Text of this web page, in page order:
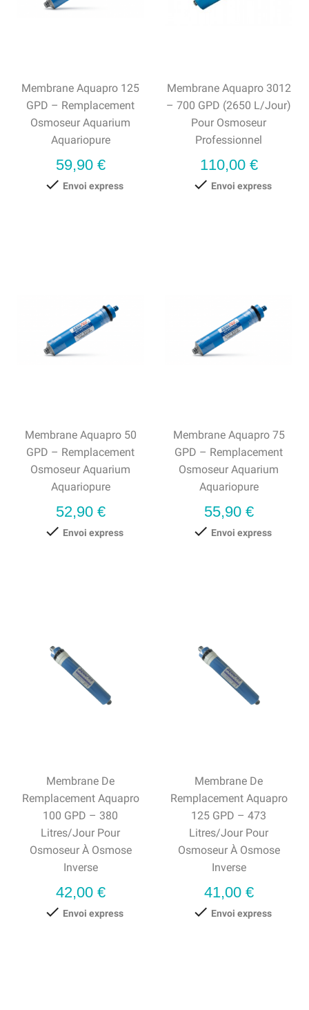
Membrane Aquapro 125
GPD – Remplacement
Osmoseur Aquarium
Aquariopure
Prix
59,90 €
 Envoi express
Membrane Aquapro 3012
– 700 GPD (2650 L/jour)
Pour Osmoseur
Professionnel
Prix
110,00 €
 Envoi express
Membrane Aquapro 50
GPD – Remplacement
Osmoseur Aquarium
Aquariopure
Prix
52,90 €
 Envoi express
Membrane Aquapro 75
GPD – Remplacement
Osmoseur Aquarium
Aquariopure
Prix
55,90 €
 Envoi express
Membrane De
Remplacement Aquapro
100 GPD – 380
Litres/jour Pour
Osmoseur À Osmose
Inverse
Prix
42,00 €
 Envoi express
Membrane De
Remplacement Aquapro
125 GPD – 473
Litres/jour Pour
Osmoseur À Osmose
Inverse
Prix
41,00 €
 Envoi express